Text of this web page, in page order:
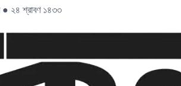
● ২৪ শ্রাবণ ১৪৩৩